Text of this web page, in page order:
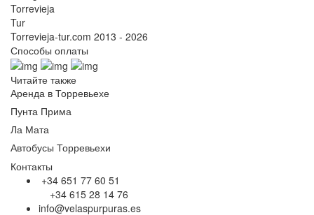
Torrevieja
Tur
Torrevieja-tur.com 2013 - 2026
Способы оплаты
Читайте также
Аренда в Торревьехе
Пунта Прима
Ла Мата
Автобусы Торревьехи
Контакты
+34 651 77 60 51
+34 615 28 14 76
info@velaspurpuras.es